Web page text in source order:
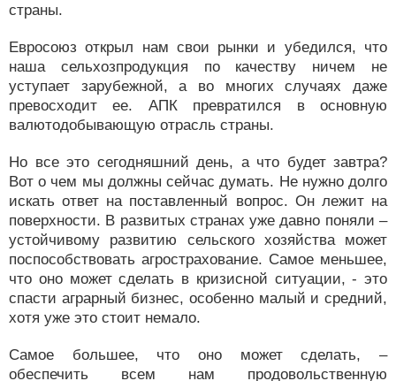
страны.
Евросоюз открыл нам свои рынки и убедился, что
наша сельхозпродукция по качеству ничем не
уступает зарубежной, а во многих случаях даже
превосходит ее. АПК превратился в основную
валютодобывающую отрасль страны.
Но все это сегодняшний день, а что будет завтра?
Вот о чем мы должны сейчас думать. Не нужно долго
искать ответ на поставленный вопрос. Он лежит на
поверхности. В развитых странах уже давно поняли –
устойчивому развитию сельского хозяйства может
поспособствовать агрострахование. Самое меньшее,
что оно может сделать в кризисной ситуации, - это
спасти аграрный бизнес, особенно малый и средний,
хотя уже это стоит немало.
Самое большее, что оно может сделать, –
обеспечить всем нам продовольственную